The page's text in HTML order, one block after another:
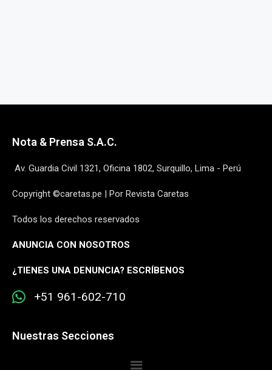
Nota & Prensa S.A.C.
Av. Guardia Civil 1321, Oficina 1802, Surquillo, Lima - Perú
Copyright ©caretas.pe | Por Revista Caretas
Todos los derechos reservados
ANUNCIA CON NOSOTROS
¿TIENES UNA DENUNCIA? ESCRÍBENOS
+51 961-602-710
Nuestras Secciones